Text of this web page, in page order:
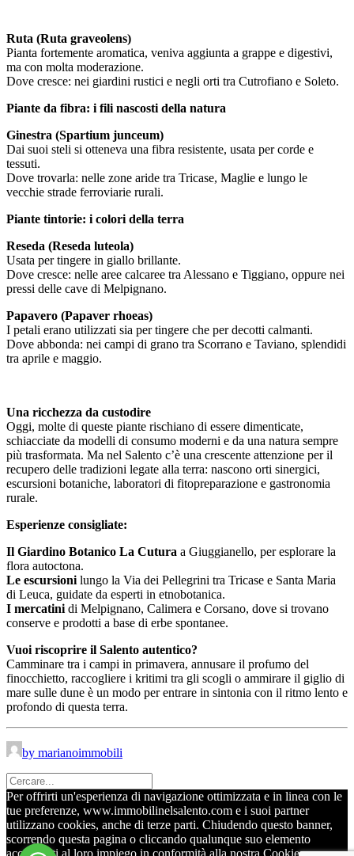
Ruta (Ruta graveolens)
Pianta fortemente aromatica, veniva aggiunta a grappe e digestivi,
ma con molta moderazione.
Dove cresce: nei giardini rustici e negli orti tra Cutrofiano e Soleto.
Piante da fibra: i fili nascosti della natura
Ginestra (Spartium junceum)
Dai suoi steli si otteneva una fibra resistente, usata per corde e
tessuti.
Dove trovarla: nelle zone aride tra Tricase, Maglie e lungo le
vecchie strade ferroviarie rurali.
Piante tintorie: i colori della terra
Reseda (Reseda luteola)
Usata per tingere in giallo brillante.
Dove cresce: nelle aree calcaree tra Alessano e Tiggiano, oppure nei
pressi delle cave di Melpignano.
Papavero (Papaver rhoeas)
I petali erano utilizzati sia per tingere che per decotti calmanti.
Dove abbonda: nei campi di grano tra Scorrano e Taviano, splendidi
tra aprile e maggio.
Una ricchezza da custodire
Oggi, molte di queste piante rischiano di essere dimenticate,
schiacciate da modelli di consumo moderni e da una natura sempre
più trasformata. Ma nel Salento c’è una crescente attenzione per il
recupero delle tradizioni legate alla terra: nascono orti sinergici,
escursioni botaniche, laboratori di fitopreparazione e gastronomia
rurale.
Esperienze consigliate:
Il Giardino Botanico La Cutura a Giuggianello, per esplorare la
flora autoctona.
Le escursionilungo la Via dei Pellegrini tra Tricase e Santa Maria
di Leuca, guidate da esperti in etnobotanica.
I mercatinidi Melpignano, Calimera e Corsano, dove si trovano
conserve e prodotti a base di erbe spontanee.
Vuoi riscoprire il Salento autentico?
Camminare tra i campi in primavera, annusare il profumo del
finocchietto, raccogliere i kritimi tra gli scogli o ammirare il giglio di
mare sulle dune è un modo per entrare in sintonia con il ritmo lento e
profondo di questa terra.
by marianoimmobili
Per offrirti un'esperienza di navigazione ottimizzata e in linea con le
tue preferenze, www.immobilinelsalento.com e i suoi partner
utilizzano cookies, anche di terze parti. Chiudendo questo banner,
scorrendo questa pagina o cliccando qualunque suo elemento